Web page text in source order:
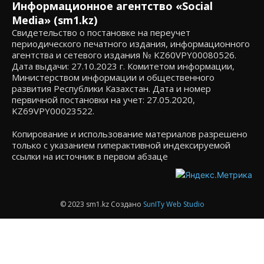
Информационное агентство «Social
Media» (sm1.kz)
Свидетельство о постановке на переучет
периодического печатного издания, информационного
агентства и сетевого издания № KZ60VPY00080526.
Дата выдачи: 27.10.2023 г. Комитетом информации,
Министерством информации и общественного
развития Республики Казахстан. Дата и номер
первичной постановки на учет: 27.05.2020,
KZ69VPY00023522.
Копирование и использование материалов разрешено
только с указанием гиперактивной индексируемой
ссылки на источник в первом абзаце
© 2023 sm1.kz Создано SunITy Web Studio